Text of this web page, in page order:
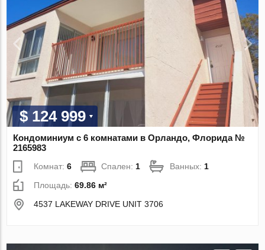
$ 124 999
Кондоминиум с 6 комнатами в Орландо, Флорида №
2165983
Комнат:6 Спален: 1 Ванных: 1
Площадь:69.86 м²
4537 LAKEWAY DRIVE UNIT 3706